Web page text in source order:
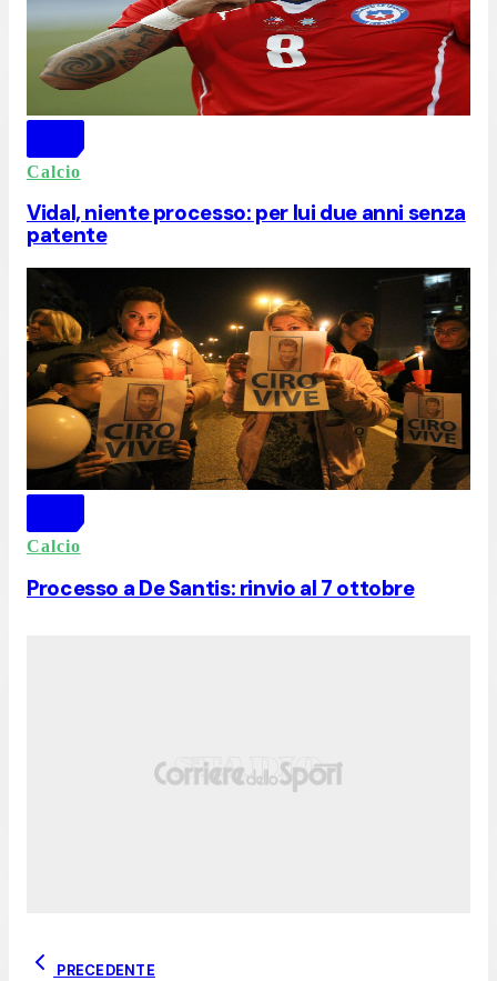
Calcio
Vidal, niente processo: per lui due anni senza
patente
Calcio
Processo a De Santis: rinvio al 7 ottobre
PRECEDENTE